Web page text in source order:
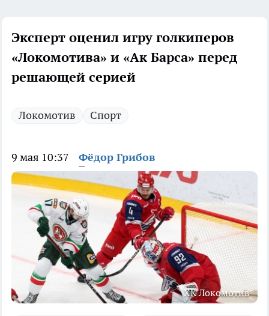
Эксперт оценил игру голкиперов
«Локомотива» и «Ак Барса» перед
решающей серией
Локомотив Спорт
9 мая 10:37 Фёдор Грибов
ХК Локомотив